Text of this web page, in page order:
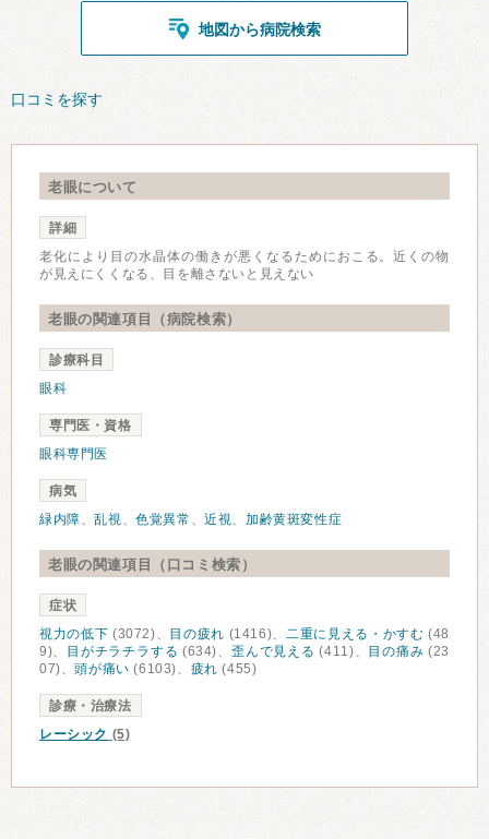
地図から病院検索
口コミを探す
老眼について
詳細
老化により目の水晶体の働きが悪くなるためにおこる。近くの物
が見えにくくなる、目を離さないと見えない
老眼の関連項目（病院検索）
診療科目
眼科
専門医・資格
眼科専門医
病気
緑内障、乱視、色覚異常 、近視、加齢黄斑変性症
老眼の関連項目（口コミ検索）
症状
視力の低下 (3072)、 目の疲れ (1416)、 二重に見える・かすむ (48
9)、
目がチラチラする (634)、歪んで見える (411)、 目の痛み (23
07)、頭が痛い (6103)、 疲れ (455)
診療・治療法
レーシック (5)